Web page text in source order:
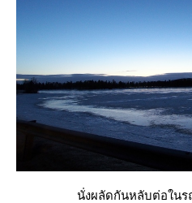
นั่งผลัดกันหลับต่อในร